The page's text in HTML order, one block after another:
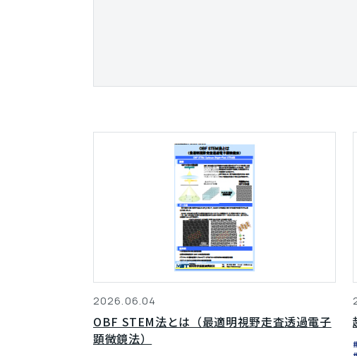
2026.06.04
OBF STEM法とは（最適明視野走査透過電子
顕微鏡法）